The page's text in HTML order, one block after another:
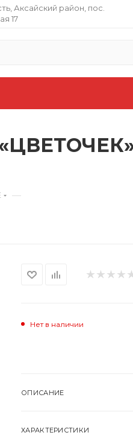
Аксайский район, пос.
17
—
Нет в наличии
ОПИСАНИЕ
ХАРАКТЕРИСТИКИ